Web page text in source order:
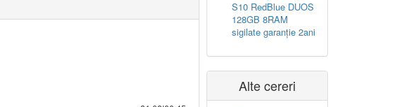
S10 RedBlue DUOS
128GB 8RAM
sigilate garanție 2ani
Alte cereri